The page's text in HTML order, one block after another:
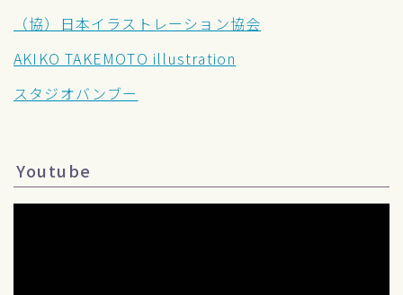
（協）日本イラストレーション協会
AKIKO TAKEMOTO illustration
スタジオバンブー
Youtube